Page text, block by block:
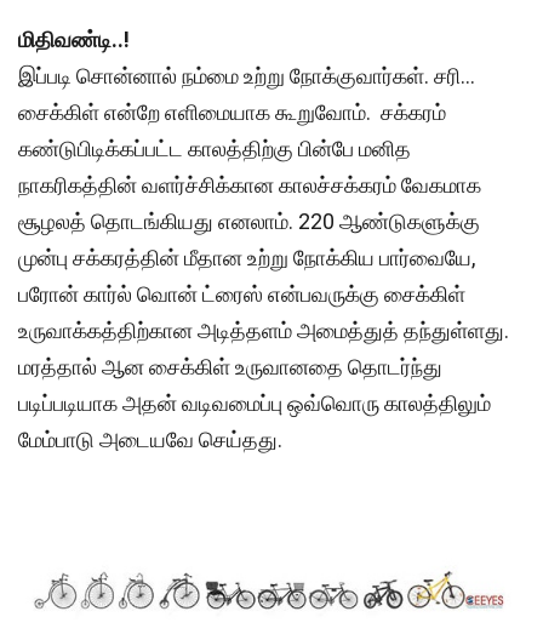
மிதிவண்டி..!
இப்படி சொன்னால் நம்மை உற்று நோக்குவார்கள். சரி…
சைக்கிள் என்றே எளிமையாக கூறுவோம். சக்கரம்
கண்டுபிடிக்கப்பட்ட காலத்திற்கு பின்பே மனித
நாகரிகத்தின் வளர்ச்சிக்கான காலச்சக்கரம் வேகமாக
சூழலத் தொடங்கியது எனலாம். 220 ஆண்டுகளுக்கு
முன்பு சக்கரத்தின் மீதான உற்று நோக்கிய பார்வையே,
பரோன் கார்ல் வொன் ட்ரைஸ் என்பவருக்கு சைக்கிள்
உருவாக்கத்திற்கான அடித்தளம் அமைத்துத் தந்துள்ளது.
மரத்தால் ஆன சைக்கிள் உருவானதை தொடர்ந்து
படிப்படியாக அதன் வடிவமைப்பு ஒவ்வொரு காலத்திலும்
மேம்பாடு அடையவே செய்தது.